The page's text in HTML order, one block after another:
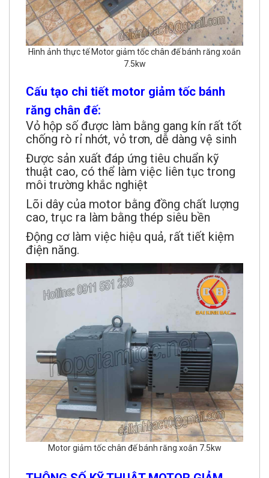
Hình ảnh thực tế Motor giảm tốc chân đế bánh răng xoắn
7.5kw
Cấu tạo chi tiết motor giảm tốc bánh
răng chân đế:
Vỏ hộp số được làm bằng gang kín rất tốt
chống rò rỉ nhớt, vỏ trơn, dễ dàng vệ sinh
Được sản xuất đáp ứng tiêu chuẩn kỹ
thuật cao, có thể làm việc liên tục trong
môi trường khắc nghiệt
Lõi dây của motor bằng đồng chất lượng
cao, trục ra làm bằng thép siêu bền
Động cơ làm việc hiệu quả, rất tiết kiệm
điện năng.
Motor giảm tốc chân đế bánh răng xoắn 7.5kw